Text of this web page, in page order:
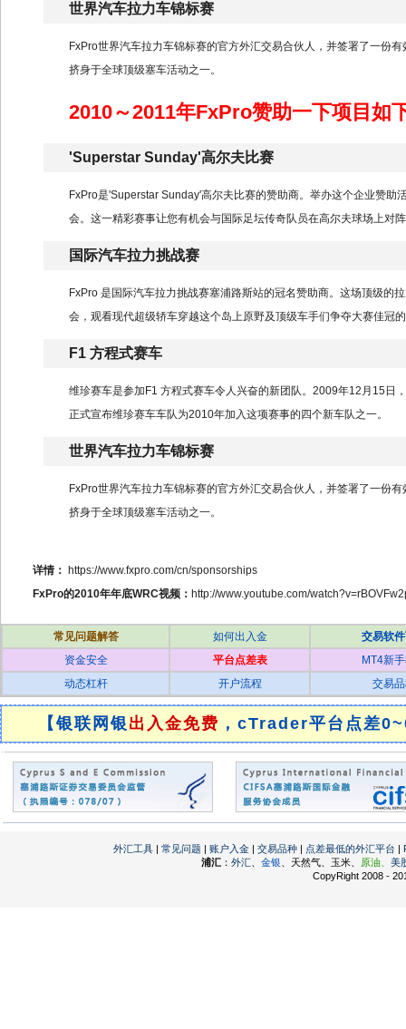
世界汽车拉力车锦标赛
FxPro世界汽车拉力车锦标赛的官方外汇交易合伙人，并签署了一份
挤身于全球顶级塞车活动之一。
2010～2011年FxPro赞助一下项目如
'Superstar Sunday'高尔夫比赛
FxPro是'Superstar Sunday'高尔夫比赛的赞助商。举办这个企业赞
会。这一精彩赛事让您有机会与国际足坛传奇队员在高尔夫球场上对
国际汽车拉力挑战赛
FxPro 是国际汽车拉力挑战赛塞浦路斯站的冠名赞助商。这场顶级的
会，观看现代超级轿车穿越这个岛上原野及顶级车手们争夺大赛佳冠
F1 方程式赛车
维珍赛车是参加F1 方程式赛车令人兴奋的新团队。2009年12月15日
正式宣布维珍赛车车队为2010年加入这项赛事的四个新车队之一。
世界汽车拉力车锦标赛
FxPro世界汽车拉力车锦标赛的官方外汇交易合伙人，并签署了一份
挤身于全球顶级塞车活动之一。
详情：
https://www.fxpro.com/cn/sponsorships
FxPro的2010年年底WRC视频： http://www.youtube.com/
常见问题解答 如何出入金
交易软
资金安全
平台点差表
MT4新
动态杠杆
开户流程 交易
【银联网银 出入金免费 ，cTrader平台点差
外汇工具| 常见问题 | 账户入金| 交易品种| 点差最低的外汇平台 |
浦汇： 外汇、 金银 、天然气、玉米、 原油、 美
CopyRight 2008 -